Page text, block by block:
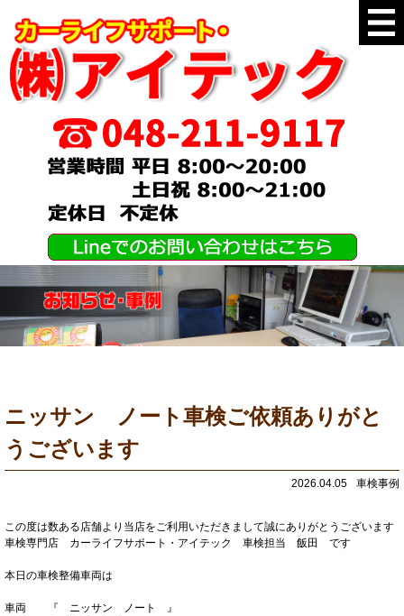
ニッサン ノート車検ご依頼ありがと
うございます
2026.04.05 車検事例
この度は数ある店舗より当店をご利用いただきまして誠にありがとうございます
車検専門店 カーライフサポート・アイテック 車検担当 飯田 です
本日の車検整備車両は
車両 『 ニッサン ノート 』